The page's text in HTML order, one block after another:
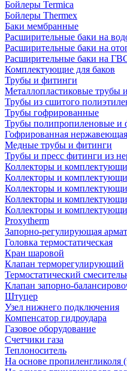
Бойлеры Termica
Бойлеры Thermex
Баки мембранные
Расширительные баки на
Расширительные баки на
Расширительные баки на
Комплектующие для баков
Трубы и фитинги
Металлопластиковые трубы
Трубы из сшитого
Трубы гофрированные
Трубы полипропиленовые и
Гофрированная
Медные трубы и фитинги
Трубы и пресс фитинги из
Коллекторы и
Коллекторы и
Коллекторы и
Коллекторы и
Коллекторы и
Proxytherm
Запорно-регулирующая
Головка термостатическая
Кран шаровой
Клапан терморегулирующий
Термостатический
Клапан запорно-
Штуцер
Узел нижнего подключения
Компенсатор гидроудара
Газовое оборудование
Счетчики газа
Теплоноситель
На основе пропиленгликоля